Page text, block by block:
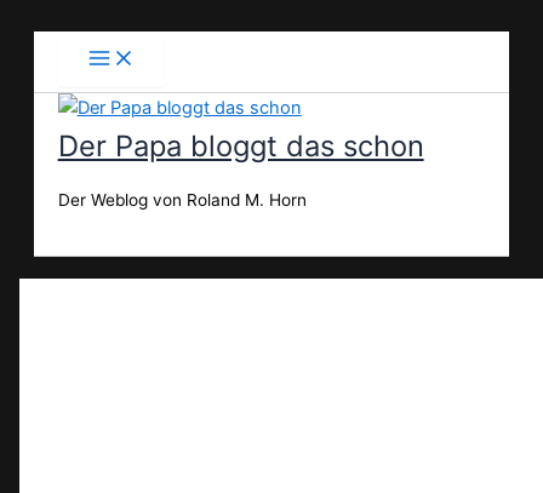
Der Papa bloggt das schon
Der Weblog von Roland M. Horn